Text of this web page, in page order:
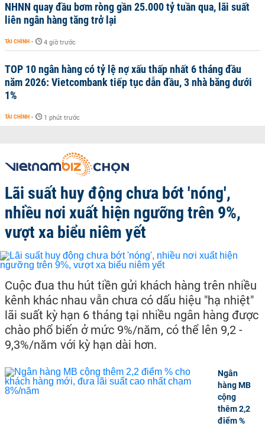
NHNN quay đầu bơm ròng gần 25.000 tỷ tuần qua, lãi suất
liên ngân hàng tăng trở lại
TÀI CHÍNH - 4 giờ trước
TOP 10 ngân hàng có tỷ lệ nợ xấu thấp nhất 6 tháng đầu
năm 2026: Vietcombank tiếp tục dẫn đầu, 3 nhà băng dưới
1%
TÀI CHÍNH - 1 phút trước
Lãi suất huy động chưa bớt 'nóng',
nhiều nơi xuất hiện ngưỡng trên 9%,
vượt xa biểu niêm yết
Cuộc đua thu hút tiền gửi khách hàng trên nhiều
kênh khác nhau vẫn chưa có dấu hiệu "hạ nhiệt"
lãi suất kỳ hạn 6 tháng tại nhiều ngân hàng được
chào phổ biến ở mức 9%/năm, có thể lên 9,2 -
9,3%/năm với kỳ hạn dài hơn.
Ngân
hàng MB
cộng
thêm 2,2
điểm %